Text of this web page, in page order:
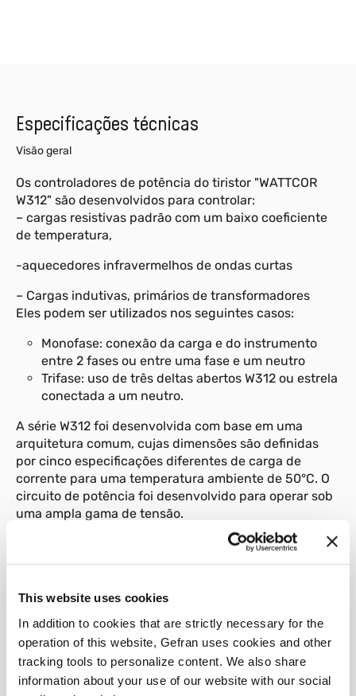
This website uses cookies
In addition to cookies that are strictly necessary for the
operation of this website, Gefran uses cookies and other
tracking tools to personalize content. We also share
information about your use of our website with our social
Especificações técnicas
Visão geral
Os controladores de potência do tiristor "WATTCOR
W312" são desenvolvidos para controlar:
– cargas resistivas padrão com um baixo coeficiente
de temperatura,
-aquecedores infravermelhos de ondas curtas
– Cargas indutivas, primários de transformadores
Eles podem ser utilizados nos seguintes casos:
Monofase: conexão da carga e do instrumento
entre 2 fases ou entre uma fase e um neutro
Trifase: uso de três deltas abertos W312 ou estrela
conectada a um neutro.
A série W312 foi desenvolvida com base em uma
arquitetura comum, cujas dimensões são definidas
por cinco especificações diferentes de carga de
corrente para uma temperatura ambiente de 50°C. O
circuito de potência foi desenvolvido para operar sob
uma ampla gama de tensão.
A tensão de operação pode variar de um mínimo de
24VCA a um máximo de 660VCA (Faixa de medida
de fase. Com este tipo de ligação, o controle de
potência de carga é efetuado por meio da divisão de
meias-ondas.
O ângulo de condução varia em proporção ao sinal